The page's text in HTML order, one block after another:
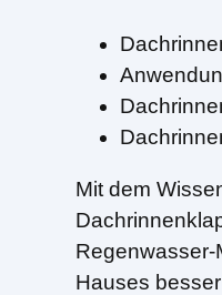
Mit dem
Hauses